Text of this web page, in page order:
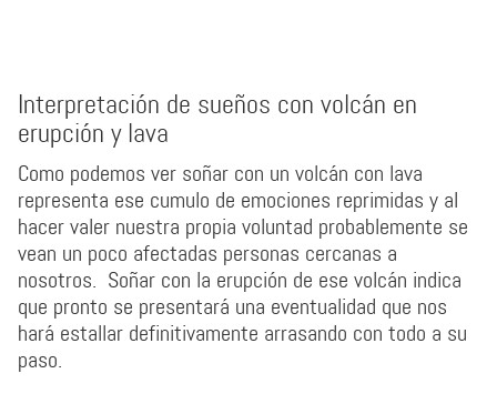
Interpretación de sueños con volcán en
erupción y lava
Como podemos ver soñar con un volcán con lava
representa ese cumulo de emociones reprimidas y al
hacer valer nuestra propia voluntad probablemente se
vean un poco afectadas personas cercanas a
nosotros. Soñar con la erupción de ese volcán indica
que pronto se presentará una eventualidad que nos
hará estallar definitivamente arrasando con todo a su
paso.